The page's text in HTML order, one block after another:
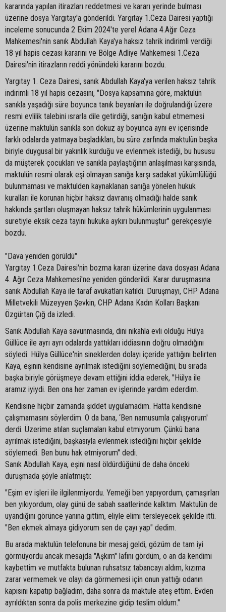
kararında yapılan itirazları reddetmesi ve kararı yerinde bulması
üzerine dosya Yargıtay'a gönderildi. Yargıtay 1.Ceza Dairesi yaptığı
inceleme sonucunda 2 Ekim 2024'te yerel Adana 4.Ağır Ceza
Mahkemesi'nin sanık Abdullah Kaya'ya haksız tahrik indirimli verdiği
18 yıl hapis cezası kararını ve Bölge Adliye Mahkemesi 1.Ceza
Dairesi'nin itirazların reddi yönündeki kararını bozdu.
Yargıtay 1. Ceza Dairesi, sanık Abdullah Kaya'ya verilen haksız tahrik
indirimli 18 yıl hapis cezasını, "Dosya kapsamına göre, maktulün
sanıkla yaşadığı süre boyunca tanık beyanları ile doğrulandığı üzere
resmi evlilik talebini ısrarla dile getirdiği, sanığın kabul etmemesi
üzerine maktulün sanıkla son dokuz ay boyunca aynı ev içerisinde
farklı odalarda yatmaya başladıkları, bu süre zarfında maktulün başka
biriyle duygusal bir yakınlık kurduğu ve evlenmek istediği, bu hususu
da müşterek çocukları ve sanıkla paylaştığının anlaşılması karşısında,
maktulün resmi olarak eşi olmayan sanığa karşı sadakat yükümlülüğü
bulunmaması ve maktulden kaynaklanan sanığa yönelen hukuk
kuralları ile korunan hiçbir haksız davranış olmadığı halde sanık
hakkında şartları oluşmayan haksız tahrik hükümlerinin uygulanması
suretiyle eksik ceza tayini hukuka aykırı bulunmuştur" gerekçesiyle
bozdu.
"Dava yeniden görüldü"
Yargıtay 1.Ceza Dairesi'nin bozma kararı üzerine dava dosyası Adana
4. Ağır Ceza Mahkemesi'ne yeniden gönderildi. Karar duruşmasına
sanık Abdullah Kaya ile taraf avukatları katıldı. Duruşmayı, CHP Adana
Milletvekili Müzeyyen Şevkin, CHP Adana Kadın Kolları Başkanı
Özgürtan Çığ da izledi.
Sanık Abdullah Kaya savunmasında, dini nikahla evli olduğu Hülya
Güllüce ile ayrı ayrı odalarda yattıkları iddiasının doğru olmadığını
söyledi. Hülya Güllüce'nin sineklerden dolayı içeride yattığını belirten
Kaya, eşinin kendisine ayrılmak istediğini söylemediğini, bu sırada
başka biriyle görüşmeye devam ettiğini iddia ederek, ''Hülya ile
aramız iyiydi. Ben ona her zaman ev işlerinde yardım ederdim.
Kendisine hiçbir zamanda şiddet uygulamadım. Hatta kendisine
çalışmamasını söylerdim. O da bana, ‘Ben namusumla çalışıyorum'
derdi. Üzerime atılan suçlamaları kabul etmiyorum. Çünkü bana
ayrılmak istediğini, başkasıyla evlenmek istediğini hiçbir şekilde
söylemedi. Ben bunu hak etmiyorum'' dedi.
Sanık Abdullah Kaya, eşini nasıl öldürdüğünü de daha önceki
duruşmada şöyle anlatmıştı:
"Eşim ev işleri ile ilgilenmiyordu. Yemeği ben yapıyordum, çamaşırları
ben yıkıyordum, olay günü de sabah saatlerinde kalktım. Maktulün de
uyandığını görünce yanına gittim, eliyle elimi tersleyecek şekilde itti.
"Ben ekmek almaya gidiyorum sen de çayı yap" dedim.
Bu arada maktulün telefonuna bir mesaj geldi, gözüm de tam iyi
görmüyordu ancak mesajda "Aşkım" lafını gördüm, o an da kendimi
kaybettim ve mutfakta bulunan ruhsatsız tabancayı aldım, kızıma
zarar vermemek ve olayı da görmemesi için onun yattığı odanın
kapısını kapatıp bağladım, daha sonra da maktule ateş ettim. Evden
ayrıldıktan sonra da polis merkezine gidip teslim oldum."